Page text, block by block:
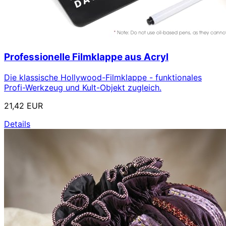
Professionelle Filmklappe aus Acryl
Die klassische Hollywood-Filmklappe - funktionales
Profi-Werkzeug und Kult-Objekt zugleich.
21,42 EUR
Details